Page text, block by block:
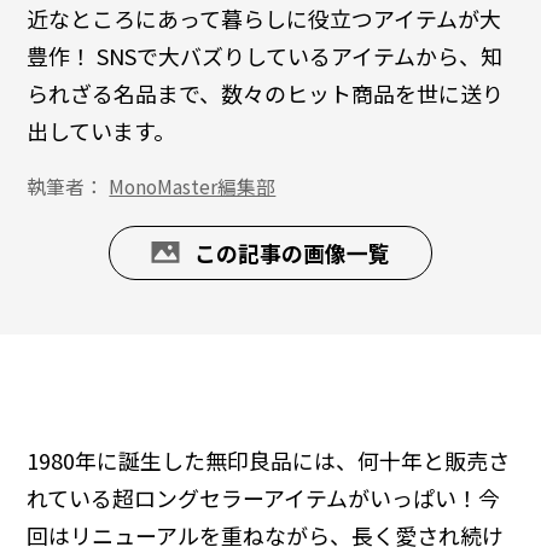
近なところにあって暮らしに役立つアイテムが大
豊作！ SNSで大バズりしているアイテムから、知
られざる名品まで、数々のヒット商品を世に送り
出しています。
執筆者： MonoMaster編集部
この記事の画像一覧
1980年に誕生した無印良品には、何十年と販売さ
れている超ロングセラーアイテムがいっぱい！今
回はリニューアルを重ねながら、長く愛され続け